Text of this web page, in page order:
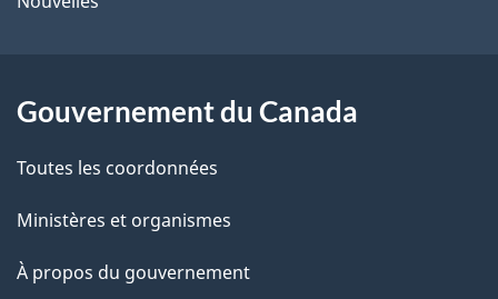
a
g
e
t
a
c
i
o
site
Gouvernement du Canada
Toutes les coordonnées
Ministères et organismes
À propos du gouvernement